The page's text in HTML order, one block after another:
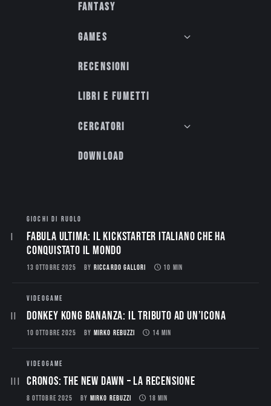
Fantasy
Games
Recensioni
Libri e fumetti
Cercatori
Download
GIOCHI DI RUOLO
Fabula Ultima: il Kickstarter italiano che ha
conquistato il mondo
13 OTTOBRE 2025 BY RICCARDO GALLORI 10 MIN
VIDEOGAME
Donkey Kong Bananza: Il Tributo ad un’Icona
10 OTTOBRE 2025 BY MIRKO REBUZZI 14 MIN
VIDEOGAME
CRONOS: THE NEW DAWN – La Recensione
8 OTTOBRE 2025 BY MIRKO REBUZZI 18 MIN